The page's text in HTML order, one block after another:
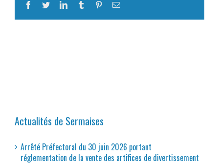
Facebook
TwitterLinkedInTumblr PinterestEmail
Actualités de Sermaises
Arrêté Préfectoral du 30 juin 2026 portant
réglementation de la vente des artifices de divertissement